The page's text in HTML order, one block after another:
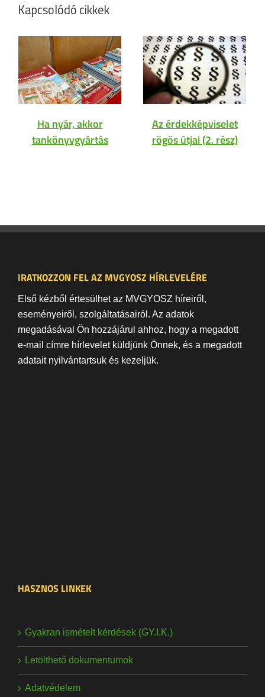
Kapcsolódó cikkek
Ha nyár, akkor
tankönyvgyártás
Az érdekképviselet
rögös útjai (2. rész)
IRATKOZZON FEL AZ MVGYOSZ HÍRLEVELÉRE
Első kézből értesülhet az MVGYOSZ híreiről,
eseményeiről, szolgáltatásairól. Az adatok
megadásával Ön hozzájárul ahhoz, hogy a megadott
e-mail címre hírlevelet küldjünk Önnek, és a megadott
adatait nyilvántartsuk és kezeljük.
HASZNOS LINKEK
Gyakran ismételt kérdések (GY.I.K.)
Letölthető dokumentumok
Adatvédelem